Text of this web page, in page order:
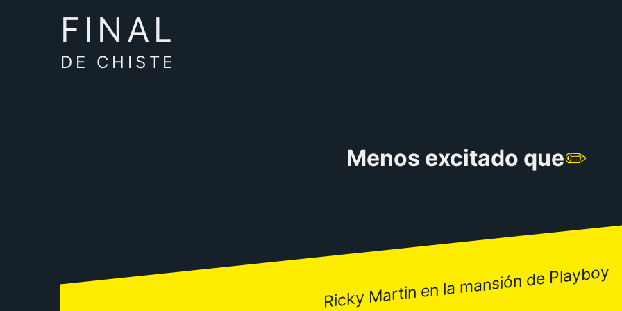
FINAL
DE CHISTE
Menos excitado que✏️
Ricky Martin en la mansión de Playboy